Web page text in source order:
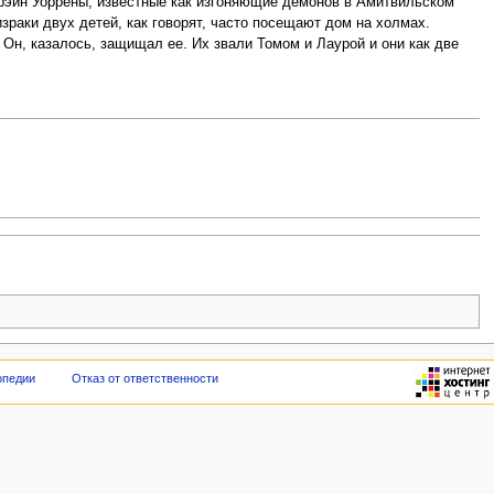
двух детей, как говорят, часто посещают дом на холмах.
казалось, защищал ее. Их звали Томом и Лаурой и они как две
Отказ от ответственности